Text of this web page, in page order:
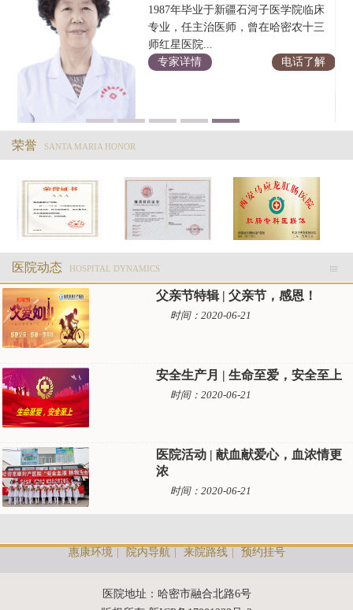
1987年毕业于新疆石河子医学院临床
专业，任主治医师，曾在哈密农十三
师红星医院...
专家详情
电话了解
荣誉 SANTA MARIA HONOR
医院动态 HOSPITAL DYNAMICS
父亲节特辑 | 父亲节，感恩！
时间：2020-06-21
安全生产月 | 生命至爱，安全至上
时间：2020-06-21
医院活动 | 献血献爱心，血浓情更
浓
时间：2020-06-21
惠康环境 | 院内导航 | 来院路线 | 预约挂号
医院地址：哈密市融合北路6号